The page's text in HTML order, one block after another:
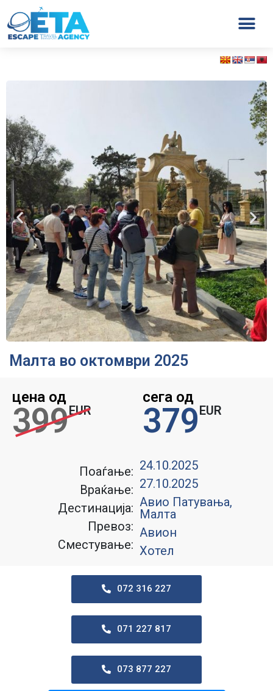
Малта во октомври 2025
цена од
399EUR
сега од
379 EUR
Поаѓање:
Враќање:
Дестинација:
Превоз:
Сместување:
24.10.2025
27.10.2025
Авио Патувања,
Малта
Авион
Хотел
072 316 227
071 227 817
073 877 227